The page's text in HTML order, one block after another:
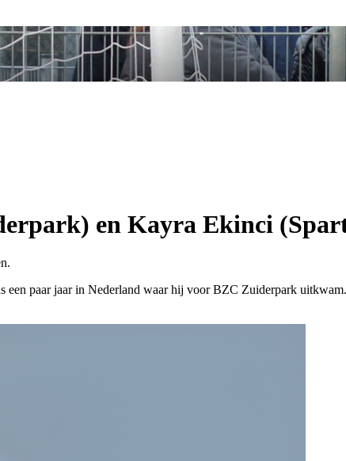
en Kayra Ekinci
paar jaar in Nederland waar hij voor BZC Zuiderpark